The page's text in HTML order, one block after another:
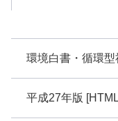
環境白書・循環
平成27年版